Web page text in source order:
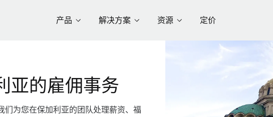
产品 解决方案 资源 定价
亚的雇佣事务
们为您在保加利亚的团队处理薪资、福